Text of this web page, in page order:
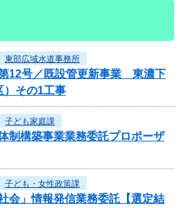
東部広域水道事務所
第12号／既設管更新事業 東濃下
）その1工事
子ども家庭課
制構築事業業務委託プロポーザ
子ども・女性政策課
会」情報発信業務委託【選定結